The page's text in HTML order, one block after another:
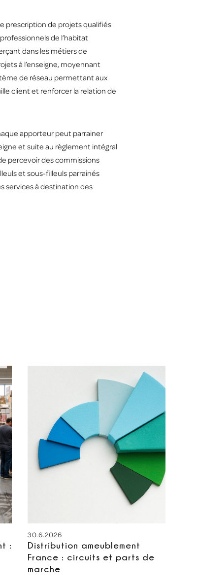
prescription de projets qualifiés
de l’habitat
dans les métiers de
à l’enseigne, moyennant
de réseau permettant aux
client et renforcer la relation de
apporteur peut parrainer
et suite au règlement intégral
percevoir des commissions
et sous-filleuls parrainés
services à destination des
:
30.6.2026
Distribution ameublement
France : circuits et parts de
marche